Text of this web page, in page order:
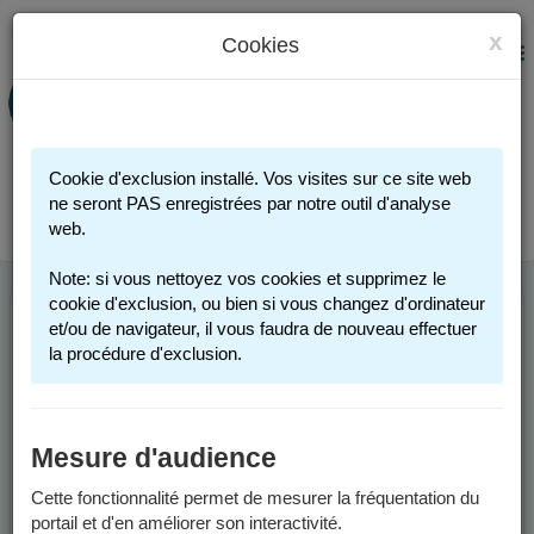
PORTAIL FAMILLE
Connexion
MENU
INFOS UTILES
Vous possédez un compte :
Si vous avez au moins un enfant actuellement
x
Cookies
Cookie d'exclusion installé. Vos visites sur ce site web
ne seront PAS enregistrées par notre outil d'analyse
web.
Note: si vous nettoyez vos cookies et supprimez le
cookie d'exclusion, ou bien si vous changez d'ordinateur
et/ou de navigateur, il vous faudra de nouveau effectuer
la procédure d'exclusion.
Mesure d'audience
Cette fonctionnalité permet de mesurer la fréquentation du
portail et d'en améliorer son interactivité.